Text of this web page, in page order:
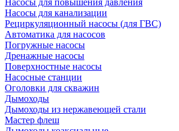
Насосы для повышения давления
Насосы для канализации
Рециркуляционный насосы (для ГВС)
Автоматика для насосов
Погружные насосы
Дренажные насосы
Поверхностные насосы
Насосные станции
Оголовки для скважин
Дымоходы
Дымоходы из нержавеющей стали
Мастер флеш